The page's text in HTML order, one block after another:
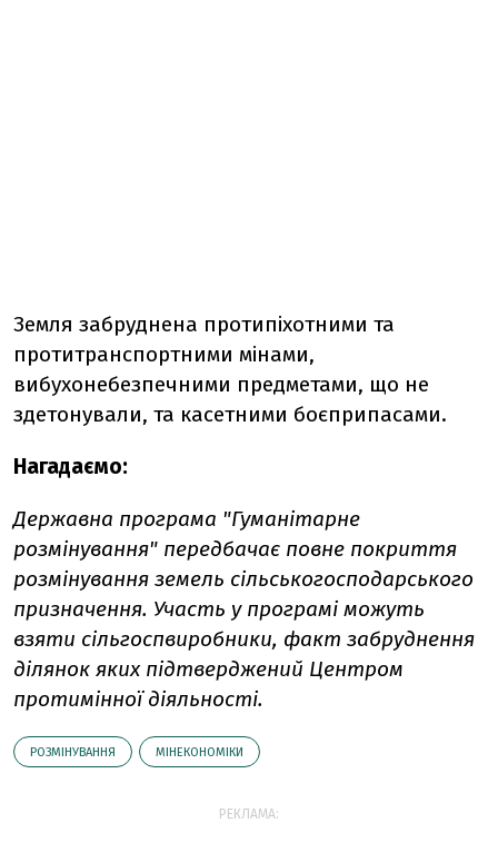
Земля забруднена протипіхотними та
протитранспортними мінами,
вибухонебезпечними предметами, що не
здетонували, та касетними боєприпасами.
Нагадаємо:
Державна програма "Гуманітарне
розмінування" передбачає повне покриття
розмінування земель сільськогосподарського
призначення. Участь у програмі можуть
взяти сільгоспвиробники, факт забруднення
ділянок яких підтверджений Центром
протимінної діяльності.
РОЗМІНУВАННЯ МІНЕКОНОМІКИ
РЕКЛАМА: